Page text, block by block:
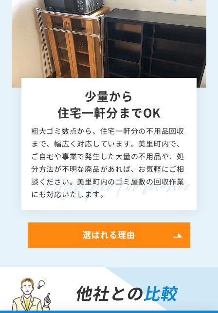
少量から
住宅一軒分までOK
粗大ゴミ数点から、住宅一軒分の不用品回収
まで、幅広く対応しています。美里町内で、
ご自宅や事業で発生した大量の不用品や、処
分方法が不明な廃品があれば、お気軽にご相
談ください。美里町内のゴミ屋敷の回収作業
にも対応いたします。
選ばれる理由
他社との比較